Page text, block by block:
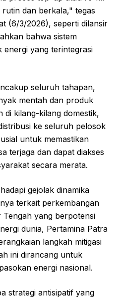
dan berkala," tegas
(6/3/2026), seperti dilansir
bahwa sistem
energi yang terintegrasi
seluruh tahapan,
mentah dan produk
di kilang-kilang domestik,
ke seluruh pelosok
untuk memastikan
terjaga dan dapat diakses
secara merata.
gejolak dinamika
terkait perkembangan
yang berpotensi
dunia, Pertamina Patra
langkah mitigasi
ini dirancang untuk
energi nasional.
strategi antisipatif yang